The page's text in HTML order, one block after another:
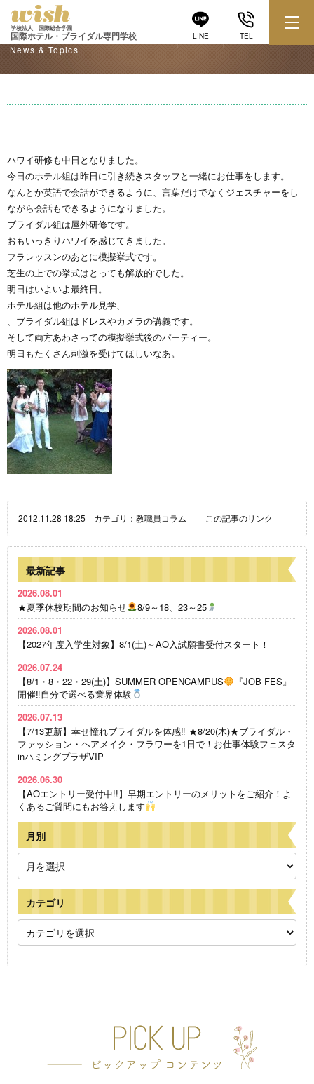
LINE TEL
学校法人 国際総合学園
国際ホテル・ブライダル専門学校
学校からのお知らせ
News & Topics
ハワイ研修も中日となりました。
今日のホテル組は昨日に引き続きスタッフと一緒にお仕事をします。
なんとか英語で会話ができるように、言葉だけでなくジェスチャーをし
ながら会話もできるようになりました。
ブライダル組は屋外研修です。
おもいっきりハワイを感じてきました。
フラレッスンのあとに模擬挙式です。
芝生の上での挙式はとっても解放的でした。
明日はいよいよ最終日。
ホテル組は他のホテル見学、
、ブライダル組はドレスやカメラの講義です。
そして両方あわさっての模擬挙式後のパーティー。
明日もたくさん刺激を受けてほしいなあ。
2012.11.28 18:25 カテゴリ： 教職員コラム | この記事のリンク
最新記事
2026.08.01
★夏季休校期間のお知らせ
8/9～18、23～25
2026.08.01
【2027年度入学生対象】8/1(土)～AO入試願書受付スタート！
2026.07.24
【8/1・8・22・29(土)】SUMMER OPENCAMPUS
『JOB FES』
開催‼自分で選べる業界体験
2026.07.13
【7/13更新】幸せ憧れブライダルを体感‼ ★8/20(木)★ブライダル・
ファッション・ヘアメイク・フラワーを1日で！お仕事体験フェスタ
inハミングプラザVIP
2026.06.30
【AOエントリー受付中!!】早期エントリーのメリットをご紹介！よ
くあるご質問にもお答えします
月別
カテゴリ